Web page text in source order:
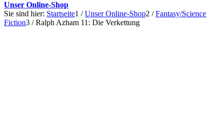
Unser Online-Shop
Sie sind hier: Startseite1 / Unser Online-Shop2 / Fantasy/Science
Fiction3 / Ralph Azham 11: Die Verkettung